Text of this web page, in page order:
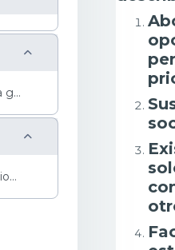
Colapsar
En esta sección encontrarás la grabación de la ses...
Colapsar
Referencias BibliográficasNaciones Unidas (2015). ...